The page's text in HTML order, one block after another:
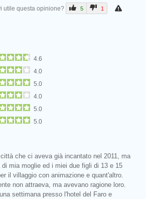
utile questa opinione? 5 1
4.6
4.0
5.0
4.0
5.0
5.0
che ci aveva già incantato nel 2011, ma
mia moglie ed i miei due figli di 13 e 15
il villaggio con animazione e quant'altro.
non attraeva, ma avevano ragione loro.
settimana presso l'hotel del Faro e